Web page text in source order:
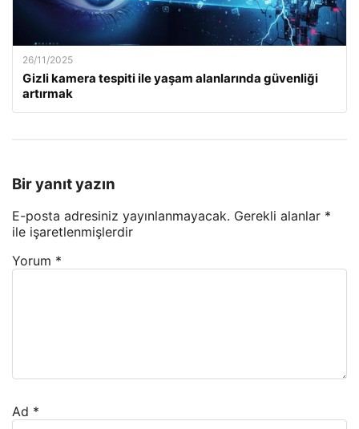
26/11/2025
Gizli kamera tespiti ile yaşam alanlarında güvenliği
artırmak
Bir yanıt yazın
E-posta adresiniz yayınlanmayacak. Gerekli alanlar *
ile işaretlenmişlerdir
Yorum *
Ad *